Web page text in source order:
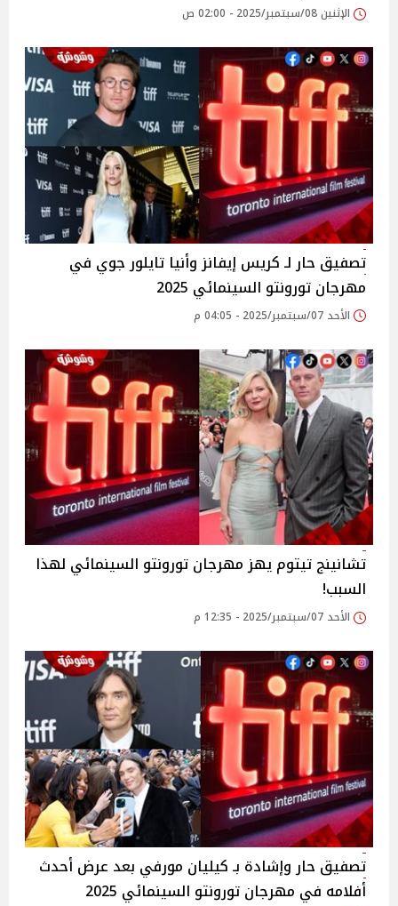
الإثنين 08/سبتمبر/2025 - 02:00 ص
تصفيق حار لـ كريس إيفانز وأنيا تايلور جوي في
مهرجان تورونتو السينمائي 2025
الأحد 07/سبتمبر/2025 - 04:05 م
تشانينج تيتوم يهز مهرجان تورونتو السينمائي لهذا
السبب!
الأحد 07/سبتمبر/2025 - 12:35 م
تصفيق حار وإشادة بـ كيليان مورفي بعد عرض أحدث
أفلامه في مهرجان تورونتو السينمائي 2025